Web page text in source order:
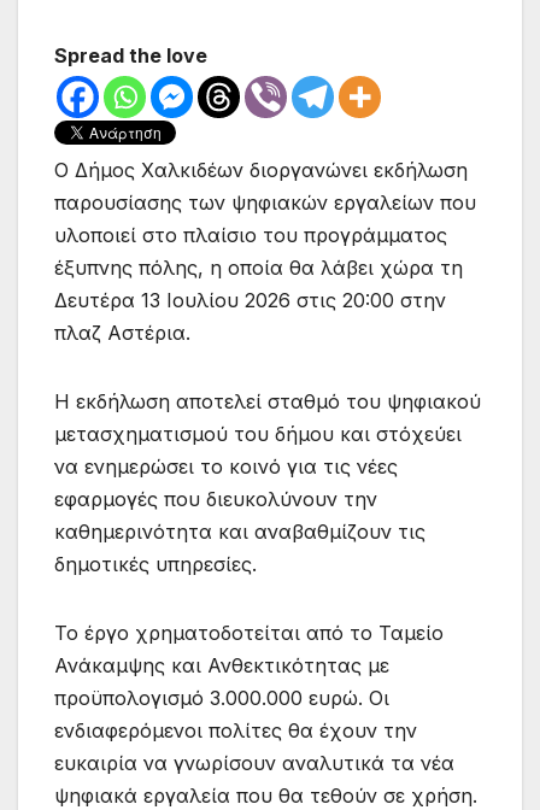
Spread the love
Ο Δήμος Χαλκιδέων διοργανώνει εκδήλωση
παρουσίασης των ψηφιακών εργαλείων που
υλοποιεί στο πλαίσιο του προγράμματος
έξυπνης πόλης, η οποία θα λάβει χώρα τη
Δευτέρα 13 Ιουλίου 2026 στις 20:00 στην
πλαζ Αστέρια.
Η εκδήλωση αποτελεί σταθμό του ψηφιακού
μετασχηματισμού του δήμου και στόχεύει
να ενημερώσει το κοινό για τις νέες
εφαρμογές που διευκολύνουν την
καθημερινότητα και αναβαθμίζουν τις
δημοτικές υπηρεσίες.
Το έργο χρηματοδοτείται από το Ταμείο
Ανάκαμψης και Ανθεκτικότητας με
προϋπολογισμό 3.000.000 ευρώ. Οι
ενδιαφερόμενοι πολίτες θα έχουν την
ευκαιρία να γνωρίσουν αναλυτικά τα νέα
ψηφιακά εργαλεία που θα τεθούν σε χρήση.